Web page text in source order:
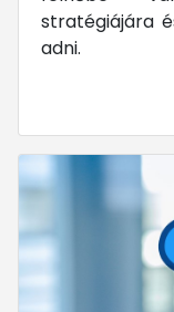
stratégiájára
adni.